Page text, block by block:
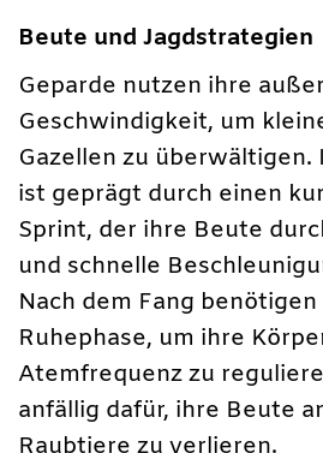
Beute und Jagdstrategien
Geparde nutzen ihre
Geschwindigkeit, um
Gazellen zu überwältigen.
ist geprägt durch einen
Sprint, der ihre Beute
und schnelle
Nach dem Fang
Ruhephase, um ihre
Atemfrequenz zu
anfällig dafür, ihre Beute
Raubtiere zu verlieren.